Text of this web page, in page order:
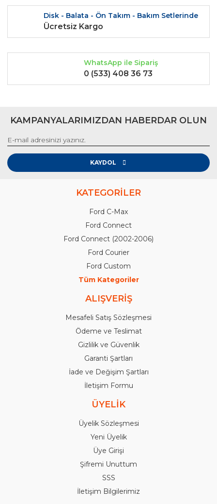
Disk - Balata - Ön Takım - Bakım Setlerinde
Ücretsiz Kargo
WhatsApp ile Sipariş
0 (533) 408 36 73
KAMPANYALARIMIZDAN HABERDAR OLUN
KAYDOL
KATEGORİLER
Ford C-Max
Ford Connect
Ford Connect (2002-2006)
Ford Courier
Ford Custom
Tüm Kategoriler
ALIŞVERİŞ
Mesafeli Satış Sözleşmesi
Ödeme ve Teslimat
Gizlilik ve Güvenlik
Garanti Şartları
İade ve Değişim Şartları
İletişim Formu
ÜYELİK
Üyelik Sözleşmesi
Yeni Üyelik
Üye Girişi
Şifremi Unuttum
SSS
İletişim Bilgilerimiz